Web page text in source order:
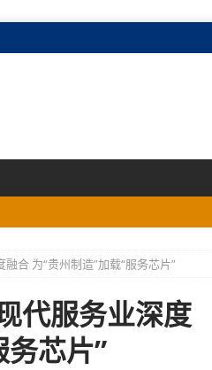
合 为“贵州制造”加载“服务芯片”
代服务业深度
务芯片”